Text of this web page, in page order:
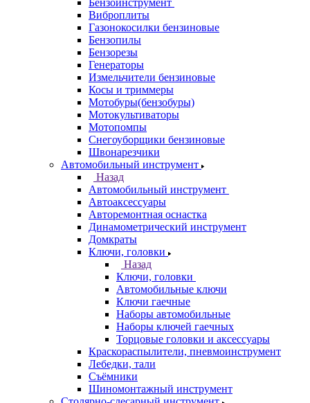
Бензоинструмент
Виброплиты
Газонокосилки бензиновые
Бензопилы
Бензорезы
Генераторы
Измельчители бензиновые
Косы и триммеры
Мотобуры(бензобуры)
Мотокультиваторы
Мотопомпы
Снегоуборщики бензиновые
Швонарезчики
Автомобильный инструмент
Назад
Автомобильный инструмент
Автоаксессуары
Авторемонтная оснастка
Динамометрический инструмент
Домкраты
Ключи, головки
Назад
Ключи, головки
Автомобильные ключи
Ключи гаечные
Наборы автомобильные
Наборы ключей гаечных
Торцовые головки и аксессуары
Краскораспылители, пневмоинструмент
Лебедки, тали
Съёмники
Шиномонтажный инструмент